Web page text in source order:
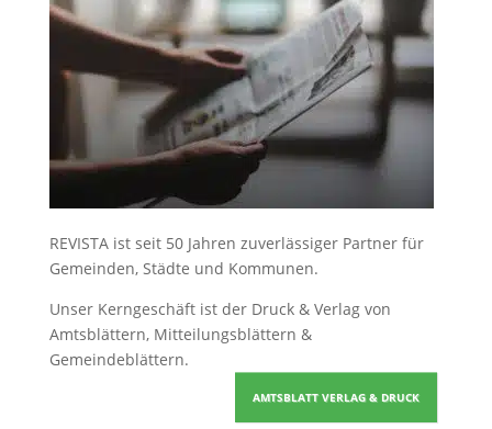
REVISTA ist seit 50 Jahren zuverlässiger Partner für
Gemeinden, Städte und Kommunen.
Unser Kerngeschäft ist der Druck & Verlag von
Amtsblättern, Mitteilungsblättern &
Gemeindeblättern.
AMTSBLATT VERLAG & DRUCK